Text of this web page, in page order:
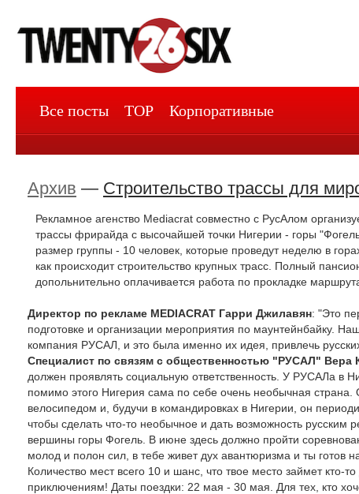
Все посты TOP Корпоративные
Архив — Строительство трассы для
Рекламное агенство Mediacrat совместно с РусАлом
трассы фрирайда с высочайшей точки Нигерии - горы
размер группы - 10 человек, которые проведут неделю в
как происходит строительство крупных трасс. Полный
допольнительно оплачивается работа по прокладке
Директор по рекламе MEDIACRAT Гарри Джилавян: "Это
подготовке и организации мероприятия по маунтейнбайку.
компания РУСАЛ, и это была именно их идея, привлечь
Специалист по связям с общественностью "РУСАЛ" Вера
должен проявлять социальную ответственность. У РУСАЛа в
помимо этого Нигерия сама по себе очень необычная страна.
велосипедом и, будучи в командировках в Нигерии, он
чтобы сделать что-то необычное и дать возможность русским
вершины горы Фогель. В июне здесь должно пройти
молод и полон сил, в тебе живет дух авантюризма и ты готов
Количество мест всего 10 и шанс, что твое место займет кто-
приключениям! Даты поездки: 22 мая - 30 мая. Для тех, кто